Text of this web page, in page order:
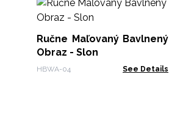
Ručne Maľovaný Bavlnený
Obraz - Slon
HBWA-04 See Details